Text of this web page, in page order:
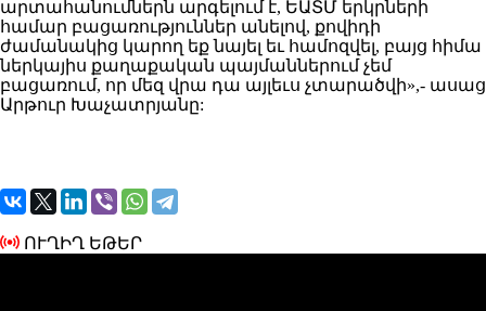
արտահանումներն արգելում է, ԵԱՏՄ երկրների
համար բացառություններ անելով, քովիդի
ժամանակից կարող եք նայել եւ համոզվել, բայց հիմա
ներկայիս քաղաքական պայմաններում չեմ
բացառում, որ մեզ վրա դա այլեւս չտարածվի»,- ասաց
Արթուր Խաչատրյանը:
ՈՒՂԻՂ ԵԹԵՐ